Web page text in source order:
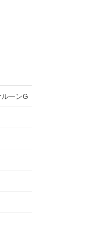
ーンG